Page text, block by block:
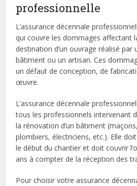
professionnelle
L’assurance décennale
qui couvre les dommages affectant
destination d’un ouvrage réalisé par
bâtiment ou un artisan. Ces
un défaut de conception, de
œuvre.
L’assurance décennale
tous les professionnels intervenant
la rénovation d’un bâtiment
plombiers, électriciens, etc.). Elle
le début du chantier et doit couvrir
ans à compter de la réception des
Pour choisir votre assurance